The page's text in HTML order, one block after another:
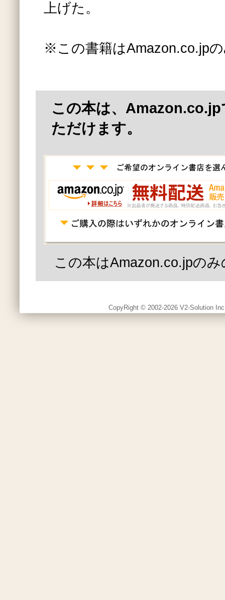
上げた。
※この書籍はAmazon.co.jp
この本は、
ただけます。
この本はAmazon.co.jpの
CopyRight © 2002-2026 V2-Solution